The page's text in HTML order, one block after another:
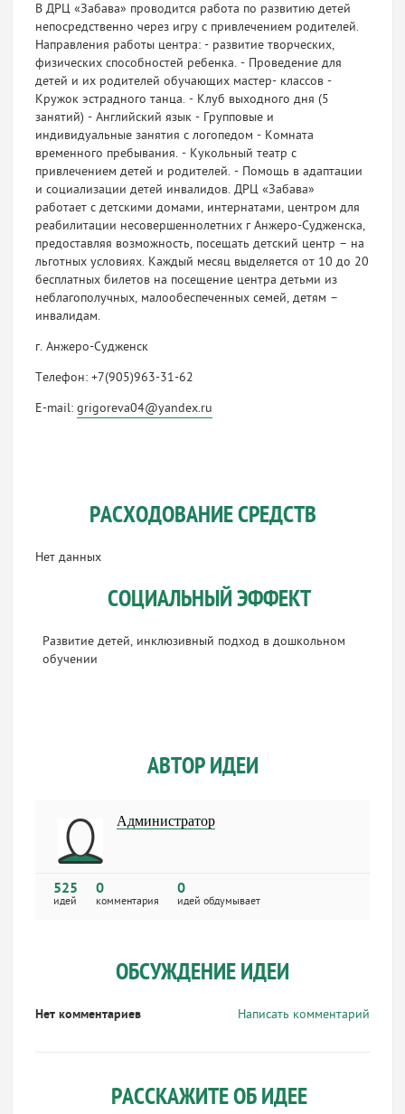
В ДРЦ «Забава» проводится работа по развитию детей
непосредственно через игру с привлечением родителей.
Направления работы центра: - развитие творческих,
физических способностей ребенка. - Проведение для
детей и их родителей обучающих мастер- классов -
Кружок эстрадного танца. - Клуб выходного дня (5
занятий) - Английский язык - Групповые и
индивидуальные занятия с логопедом - Комната
временного пребывания. - Кукольный театр с
привлечением детей и родителей. - Помощь в адаптации
и социализации детей инвалидов. ДРЦ «Забава»
работает с детскими домами, интернатами, центром для
реабилитации несовершеннолетних г Анжеро-Судженска,
предоставляя возможность, посещать детский центр – на
льготных условиях. Каждый месяц выделяется от 10 до 20
бесплатных билетов на посещение центра детьми из
неблагополучных, малообеспеченных семей, детям –
инвалидам.
г. Анжеро-Судженск
Телефон: +7(905)963-31-62
E-mail:grigoreva04@yandex.ru
РАСХОДОВАНИЕ СРЕДСТВ
Нет данных
СОЦИАЛЬНЫЙ ЭФФЕКТ
Развитие детей, инклюзивный подход в дошкольном
обучении
АВТОР ИДЕИ
Администратор
525
идей
0
комментария
0
идей обдумывает
ОБСУЖДЕНИЕ ИДЕИ
Написать комментарий
Нет комментариев
РАССКАЖИТЕ ОБ ИДЕЕ